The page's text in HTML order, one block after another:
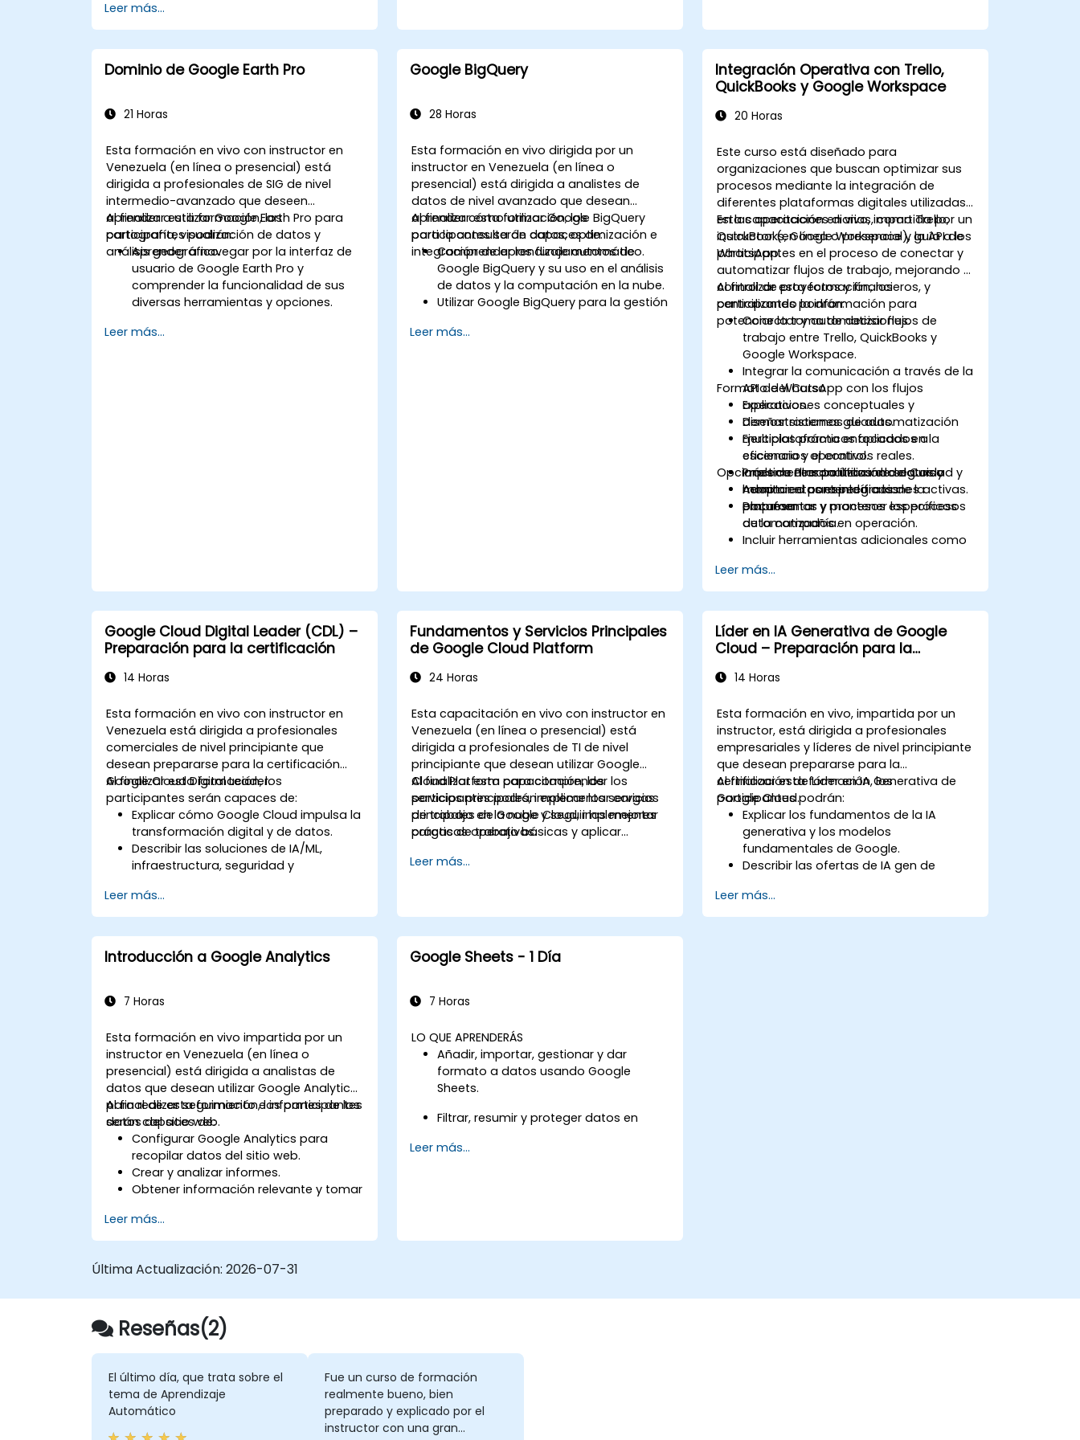
Leer más...
Dominio de Google Earth Pro
21 Horas
Esta formación en vivo con instructor en
Venezuela (en línea o presencial) está
dirigida a profesionales de SIG de nivel
intermedio-avanzado que deseen
aprender a utilizar Google Earth Pro para
cartografía, visualización de datos y
análisis geográfico.
Al finalizar esta formación, los
participantes podrán:
Aprender a navegar por la interfaz de
usuario de Google Earth Pro y
comprender la funcionalidad de sus
diversas herramientas y opciones.
terráqueo usando Google Earth Pro,
Leer más...
Google BigQuery
28 Horas
Esta formación en vivo dirigida por un
instructor en Venezuela (en línea o
presencial) está dirigida a analistes de
datos de nivel avanzado que desean
aprender cómo utilizar Google BigQuery
para la consulta de datos, optimización e
integración de aprendizaje automático.
Al finalizar esta formación, los
participantes serán capaces de:
Comprender los fundamentos de
Google BigQuery y su uso en el análisis
de datos y la computación en la nube.
Utilizar Google BigQuery para la gestión
Implementar estrategias de
Leer más...
Integración Operativa con Trello,
QuickBooks y Google Workspace
20 Horas
Este curso está diseñado para
organizaciones que buscan optimizar sus
procesos mediante la integración de
diferentes plataformas digitales utilizadas
en las operaciones diarias, como Trello,
QuickBooks, Google Workspace y la API de
WhatsApp.
Esta capacitación en vivo, impartida por un
instructor (en línea o presencial), guía a los
participantes en el proceso de conectar y
automatizar flujos de trabajo, mejorando el
control de proyectos y financieros, y
centralizando la información para
potenciar la toma de decisiones.
Al finalizar esta formación, los
participantes podrán:
Conectar y automatizar flujos de
trabajo entre Trello, QuickBooks y
Google Workspace.
Integrar la comunicación a través de la
API de WhatsApp con los flujos
operativos.
Diseñar sistemas de automatización
multiplataforma enfocados en la
eficiencia y el control.
Implementar políticas de seguridad y
monitoreo para integraciones activas.
Documentar y mantener los procesos
automatizados en operación.
Formato del Curso
Explicaciones conceptuales y
demostraciones guiadas.
Ejercicios prácticos aplicados a
escenarios operativos reales.
Práctica directa utilizando datos y
herramientas específicos de la
empresa.
Opciones de Personalización del Curso
Adaptar el contenido a las
plataformas y procesos específicos
de la compañía.
Incluir herramientas adicionales como
Automate.
Analizar y diseñar flujos reales de
integración de datos.
Leer más...
Google Cloud Digital Leader (CDL) –
Preparación para la certificación
14 Horas
Esta formación en vivo con instructor en
Venezuela está dirigida a profesionales
comerciales de nivel principiante que
desean prepararse para la certificación
Google Cloud Digital Leader.
Al finalizar esta formación, los
participantes serán capaces de:
Explicar cómo Google Cloud impulsa la
transformación digital y de datos.
Describir las soluciones de IA/ML,
infraestructura, seguridad y
una perspectiva empresarial.
Prepararse para el examen de
certificación con preguntas simuladas
y revisiones estructuradas.
Leer más...
Fundamentos y Servicios Principales
de Google Cloud Platform
24 Horas
Esta capacitación en vivo con instructor en
Venezuela (en línea o presencial) está
dirigida a profesionales de TI de nivel
principiante que desean utilizar Google
Cloud Platform para comprender los
servicios principales, implementar cargas
de trabajo en la nube y seguir las mejores
prácticas operativas.
Al finalizar esta capacitación, los
participantes podrán explicar los servicios
principales de Google Cloud, implementar
cargas de trabajo básicas y aplicar
Leer más...
Líder en IA Generativa de Google
Cloud – Preparación para la
14 Horas
Esta formación en vivo, impartida por un
instructor, está dirigida a profesionales
empresariales y líderes de nivel principiante
que desean prepararse para la
certificación de Líder en IA Generativa de
Google Cloud.
Al finalizar esta formación, los
participantes podrán:
Explicar los fundamentos de la IA
generativa y los modelos
fundamentales de Google.
Describir las ofertas de IA gen de
agentes.
Aplicar ingeniería de prompts,
Leer más...
Introducción a Google Analytics
7 Horas
Esta formación en vivo impartida por un
instructor en Venezuela (en línea o
presencial) está dirigida a analistas de
datos que desean utilizar Google Analytics
para realizar seguimiento e informes de los
datos del sitio web.
Al final de esta formación, los participantes
serán capaces de:
Configurar Google Analytics para
recopilar datos del sitio web.
Crear y analizar informes.
Obtener información relevante y tomar
Leer más...
Google Sheets - 1 Día
7 Horas
LO QUE APRENDERÁS
Añadir, importar, gestionar y dar
formato a datos usando Google
Sheets.
Filtrar, resumir y proteger datos en
Sheets.
Leer más...
Última Actualización: 2026-07-31
Reseñas(2)
El último día, que trata sobre el
tema de Aprendizaje
Automático
Fue un curso de formación
realmente bueno, bien
preparado y explicado por el
instructor con una gran